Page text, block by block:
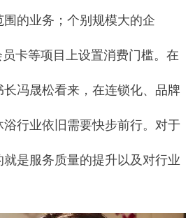
的业务；个别规模大的企
卡等项目上设置消费门槛。在
冯晟松看来，在连锁化、品牌
行业依旧需要快步前行。对于
是服务质量的提升以及对行业